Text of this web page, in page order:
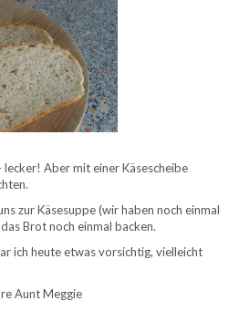
Aber mit einer Käsescheibe
zur Käsesuppe (wir haben noch einmal
Brot noch einmal backen.
ich heute etwas vorsichtig, vielleicht
Aunt Meggie